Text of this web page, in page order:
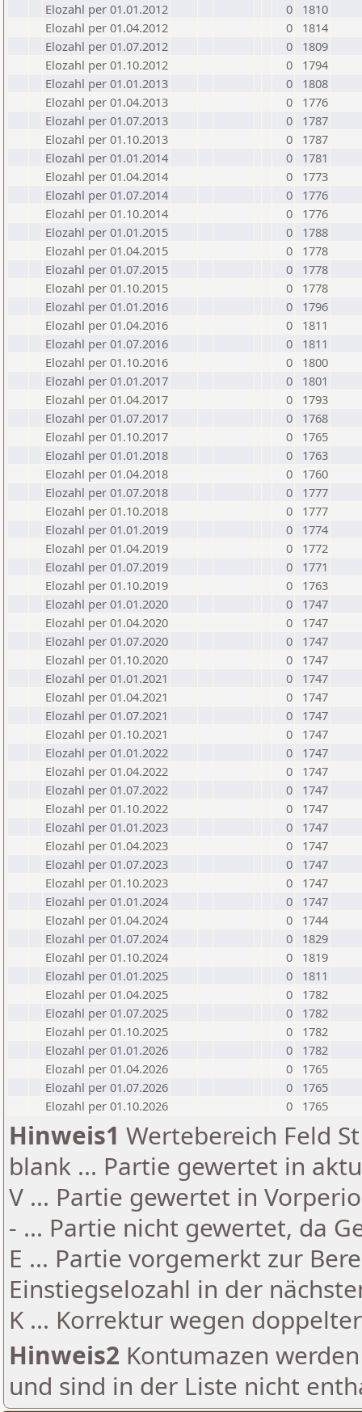
Elozahl per 01.01.2012
0
1810
Elozahl per 01.04.2012
0
1814
Elozahl per 01.07.2012
0
1809
Elozahl per 01.10.2012
0
1794
Elozahl per 01.01.2013
0
1808
Elozahl per 01.04.2013
0
1776
Elozahl per 01.07.2013
0
1787
Elozahl per 01.10.2013
0
1787
Elozahl per 01.01.2014
0
1781
Elozahl per 01.04.2014
0
1773
Elozahl per 01.07.2014
0
1776
Elozahl per 01.10.2014
0
1776
Elozahl per 01.01.2015
0
1788
Elozahl per 01.04.2015
0
1778
Elozahl per 01.07.2015
0
1778
Elozahl per 01.10.2015
0
1778
Elozahl per 01.01.2016
0
1796
Elozahl per 01.04.2016
0
1811
Elozahl per 01.07.2016
0
1811
Elozahl per 01.10.2016
0
1800
Elozahl per 01.01.2017
0
1801
Elozahl per 01.04.2017
0
1793
Elozahl per 01.07.2017
0
1768
Elozahl per 01.10.2017
0
1765
Elozahl per 01.01.2018
0
1763
Elozahl per 01.04.2018
0
1760
Elozahl per 01.07.2018
0
1777
Elozahl per 01.10.2018
0
1777
Elozahl per 01.01.2019
0
1774
Elozahl per 01.04.2019
0
1772
Elozahl per 01.07.2019
0
1771
Elozahl per 01.10.2019
0
1763
Elozahl per 01.01.2020
0
1747
Elozahl per 01.04.2020
0
1747
Elozahl per 01.07.2020
0
1747
Elozahl per 01.10.2020
0
1747
Elozahl per 01.01.2021
0
1747
Elozahl per 01.04.2021
0
1747
Elozahl per 01.07.2021
0
1747
Elozahl per 01.10.2021
0
1747
Elozahl per 01.01.2022
0
1747
Elozahl per 01.04.2022
0
1747
Elozahl per 01.07.2022
0
1747
Elozahl per 01.10.2022
0
1747
Elozahl per 01.01.2023
0
1747
Elozahl per 01.04.2023
0
1747
Elozahl per 01.07.2023
0
1747
Elozahl per 01.10.2023
0
1747
Elozahl per 01.01.2024
0
1747
Elozahl per 01.04.2024
0
1744
Elozahl per 01.07.2024
0
1829
Elozahl per 01.10.2024
0
1819
Elozahl per 01.01.2025
0
1811
Elozahl per 01.04.2025
0
1782
Elozahl per 01.07.2025
0
1782
Elozahl per 01.10.2025
0
1782
Elozahl per 01.01.2026
0
1782
Elozahl per 01.04.2026
0
1765
Elozahl per 01.07.2026
0
1765
Elozahl per 01.10.2026
0 1765
Hinweis1 Wertebereich Feld
blank ... Partie gewertet in
V ... Partie gewertet in
- ... Partie nicht gewertet, da
E ... Partie vorgemerkt zur
Einstiegselozahl in der
K ... Korrektur wegen
Hinweis2 Kontumazen
und sind in der Liste nicht